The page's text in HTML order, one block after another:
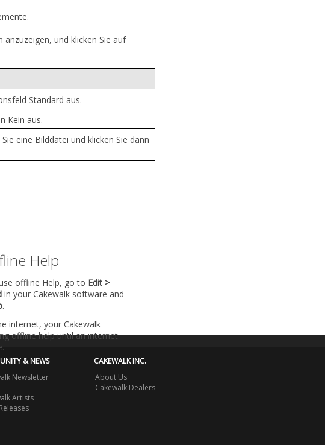
anzuzeigen, und klicken Sie auf
Standard aus.
Kein aus.
eine Bilddatei und klicken Sie dann
Help
offline Help, go to Edit >
in your Cakewalk software and
.
internet, your Cakewalk
offline help until an internet
& NEWS
Newsletter
Artists
CAKEWALK INC.
About Us
Cakewalk Dealers